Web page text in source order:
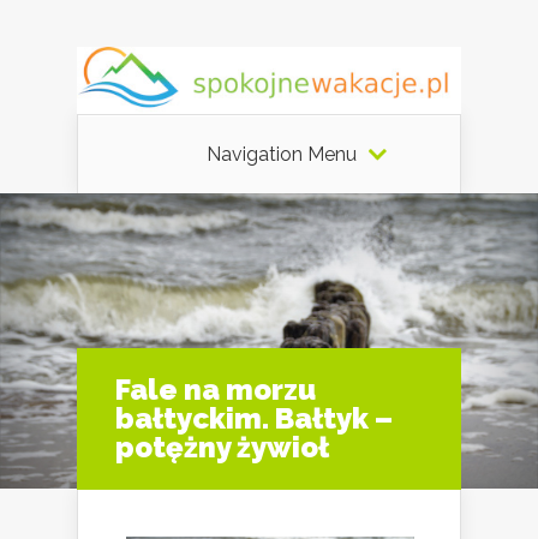
Navigation Menu
Fale na morzu
bałtyckim. Bałtyk –
potężny żywioł